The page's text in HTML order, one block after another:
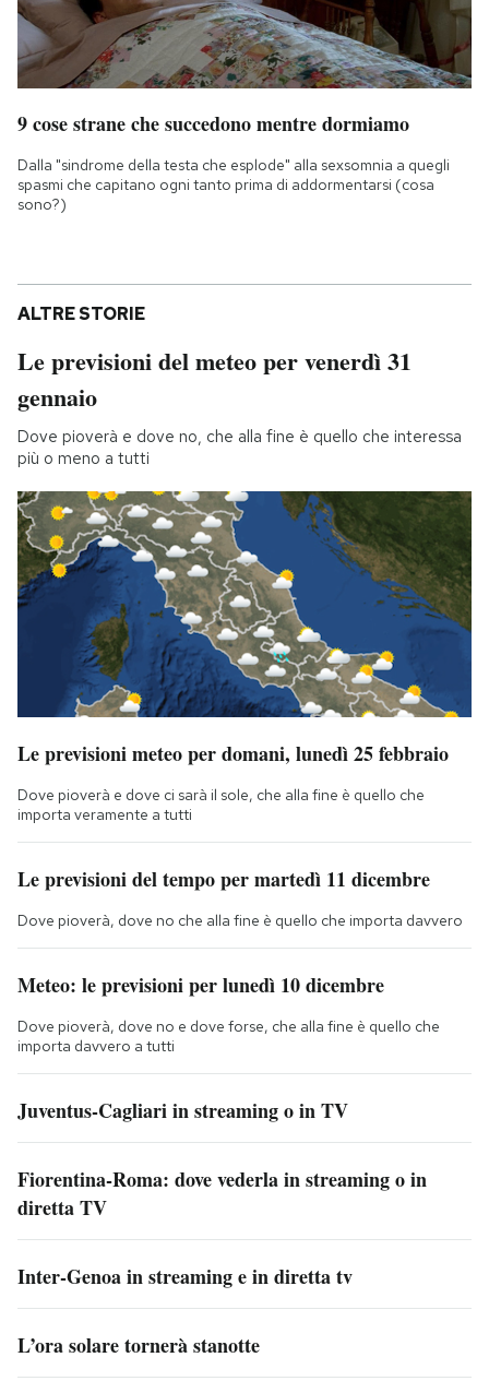
9 cose strane che succedono mentre dormiamo
Dalla "sindrome della testa che esplode" alla sexsomnia a quegli
spasmi che capitano ogni tanto prima di addormentarsi (cosa
sono?)
ALTRE STORIE
Le previsioni del meteo per venerdì 31
gennaio
Dove pioverà e dove no, che alla fine è quello che interessa
più o meno a tutti
Le previsioni meteo per domani, lunedì 25 febbraio
Dove pioverà e dove ci sarà il sole, che alla fine è quello che
importa veramente a tutti
Le previsioni del tempo per martedì 11 dicembre
Dove pioverà, dove no che alla fine è quello che importa davvero
Meteo: le previsioni per lunedì 10 dicembre
Dove pioverà, dove no e dove forse, che alla fine è quello che
importa davvero a tutti
Juventus-Cagliari in streaming o in TV
Fiorentina-Roma: dove vederla in streaming o in
diretta TV
Inter-Genoa in streaming e in diretta tv
L’ora solare tornerà stanotte